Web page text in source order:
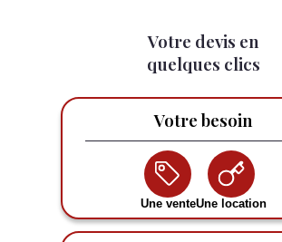
Votre devis en
quelques clics
Votre besoin
Une venteUne location